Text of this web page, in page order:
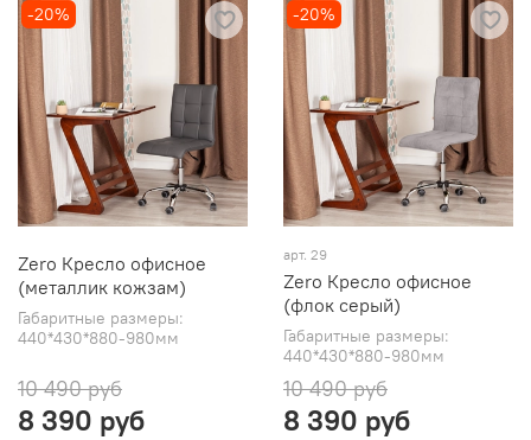
-20%
Zero Кресло офисное
(металлик кожзам)
Габаритные размеры:
440*430*880-980мм
10 490 руб
8 390 руб
-20%
арт. 29
Zero Кресло офисное
(флок серый)
Габаритные размеры:
440*430*880-980мм
10 490 руб
8 390 руб